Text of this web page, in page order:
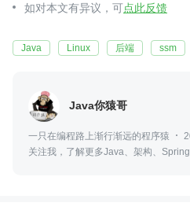
如对本文有异议，可点此反馈
Java Linux 后端 ssm
Java你猿哥
一只在编程路上渐行渐远的程序猿
关注我，了解更多Java、架构、